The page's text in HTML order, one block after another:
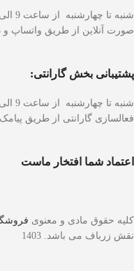
شنبه تا چهارشنبه از ساعت 9 الی 18
صورت آنلاین از طریق واتساپ و
پشتیبانی بخش گارانتی:
شنبه تا چهارشنبه از ساعت 9 الی 18
فعالسازی گارانتی از طریق پیامک به شماره
اعتماد شما افتخار ماست
کلیه حقوق مادی و معنوی
نقش زرباف می باشد. 1403